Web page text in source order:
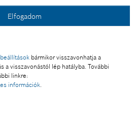
Elfogadom
bármikor visszavonhatja a
a visszavonástól lép hatályba. További
linkre:
információk.
belülről!
időpontja:
határidő:
23:59
típusa: